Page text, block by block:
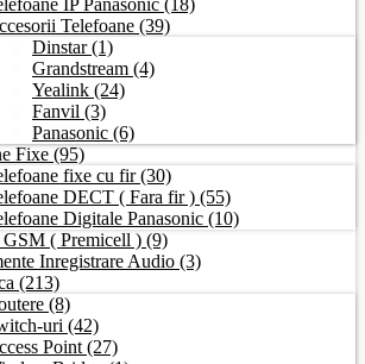
IP Panasonic (18)
Telefoane (39)
Dinstar(1)
Grandstream (4)
Yealink (24)
Fanvil (3)
Panasonic (6)
Fixe (95)
fixe cu fir(30)
DECT ( Fara fir ) (55)
Digitale Panasonic (10)
GSM ( Premicell ) (9)
Inregistrare Audio (3)
(213)
(8)
uri (42)
Point (27)